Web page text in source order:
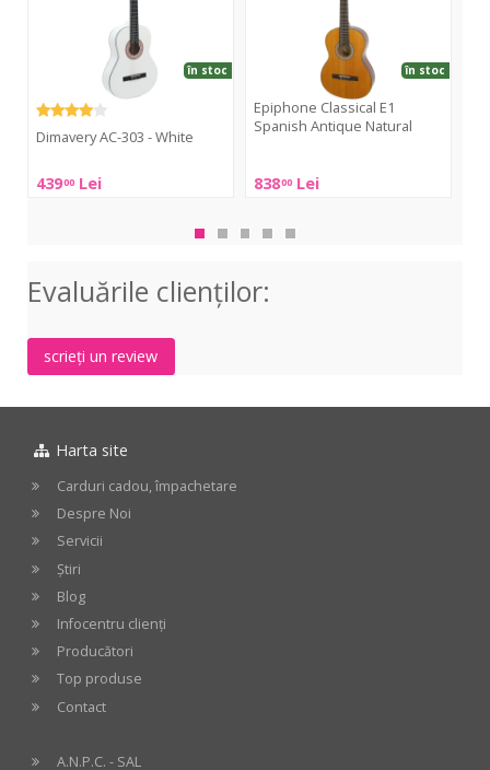
Dimavery AC-303 - White
43900 Lei
în stoc
Dimavery
Epiphone Classical E1
Spanish Antique Natural
83800 Lei
în stoc
Classical
Spanish
Natural
Evaluările clienţilor:
scrieți un review
Harta site
Carduri cadou, împachetare
Despre Noi
Servicii
Știri
Blog
Infocentru clienți
Producători
Top produse
Contact
A.N.P.C. - SAL